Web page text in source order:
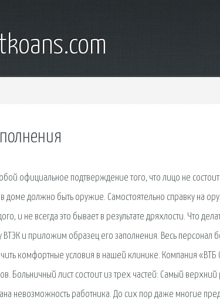
официальное подтверждение того, что лицо не состоит
доме должно быть оружие. Самостоятельно справку на
и не всегда это бывает в результате дряхлости. Что
и приложим образец его заполнения. Весь персонал
комфортные условия в нашей клинике. Компания «ВТБ
Больничный лист состоит из трех частей: Самый верхний
невозможность работника. До сих пор даже многие